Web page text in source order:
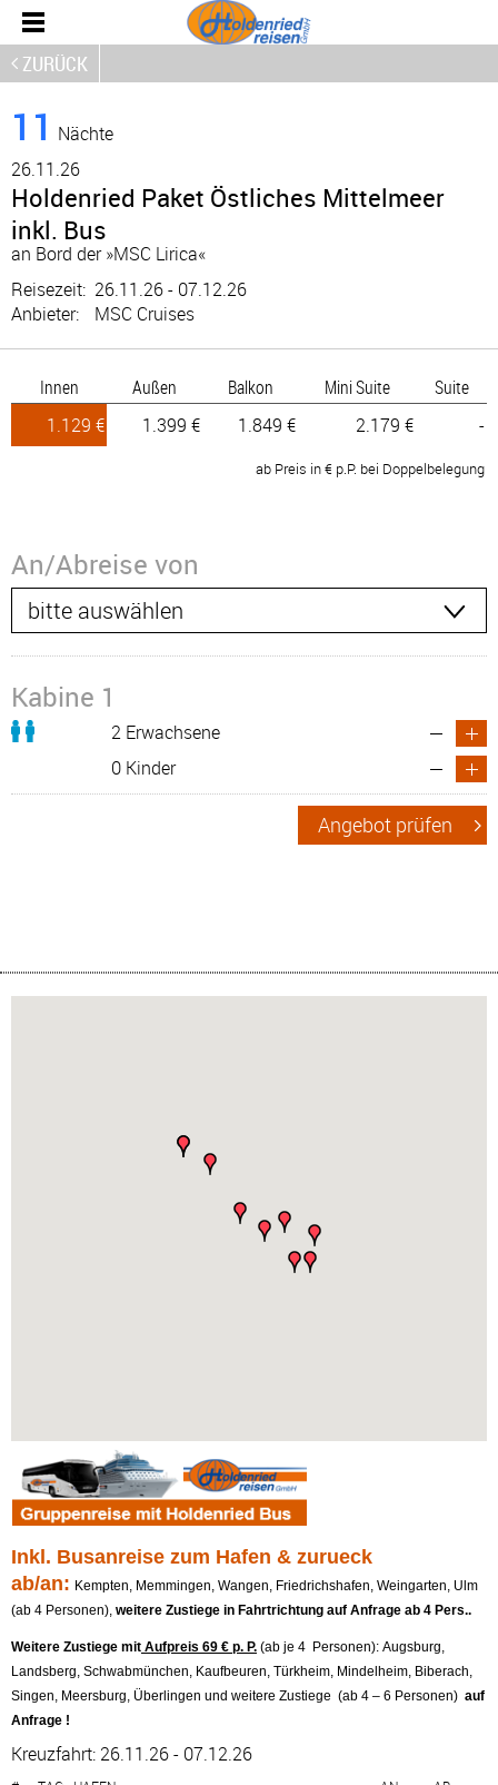
ZURÜCK
11 Nächte
26.11.26
Holdenried Paket Östliches Mittelmeer
inkl. Bus
an Bord der »MSC Lirica«
Reisezeit: 26.11.26 - 07.12.26
Anbieter:
MSC Cruises
Innen Außen Balkon Mini Suite
Suite
1.129 €
1.399 € 1.849 € 2.179 € -
ab Preis in € p.P. bei Doppelbelegung
An/Abreise von
Kabine 1
2 Erwachsene
0 Kinder
Angebot prüfen
Inkl. Busanreise zum Hafen & zurueck
ab/an: Kempten, Memmingen, Wangen, Friedrichshafen, Weingarten, Ulm
(ab 4 Personen), weitere Zustiege in Fahrtrichtung auf Anfrage ab 4 Pers..
Weitere Zustiege mit Aufpreis 69 € p. P. (ab je 4 Personen): Augsburg,
Landsberg, Schwabmünchen, Kaufbeuren, Türkheim, Mindelheim, Biberach,
Singen, Meersburg, Überlingen und weitere Zustiege (ab 4 – 6 Personen) auf
Anfrage !
Kreuzfahrt: 26.11.26 - 07.12.26